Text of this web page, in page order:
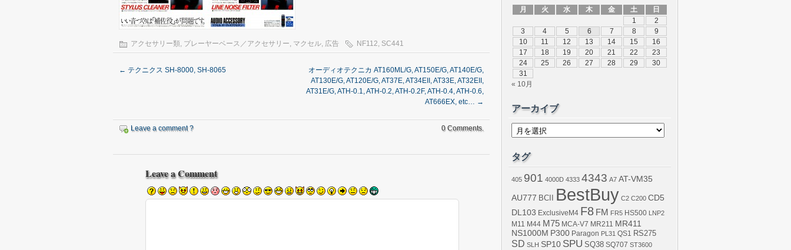
アクセサリー類, プレーヤーベース／アクセサリー, マクセル, 広告 NF112, SC441
← テクニクス SH-8000, SH-8065
オーディオテクニカ AT160ML/G, AT150E/G, AT140E/G,
AT130E/G, AT120E/G, AT37E, AT34EII, AT33E, AT32EII,
AT31E/G, ATH-0.1, ATH-0.2, ATH-0.2F, ATH-0.4, ATH-0.6,
AT666EX, etc… →
Leave a comment ? 0 Comments.
Leave a Comment
月 火 水 木 金 土
日
1
2
3
4 5 6 7 8
9
10
11 12 13 14 15
16
17
18 19 20 21 22
23
24
25 26 27 28 29
30
31
« 10月
アーカイブ
ア
イ
ブ
タグ
405 901 4000D 4333 4343 A7 AT-VM35
AU777 BCII BestBuy C2 C200 CD5
DL103 ExclusiveM4 F8 FM FR5 HS500 LNP2
M11
M44 M75 MCA-V7 MR211 MR411
NS1000M P300 Paragon PL31 QS1 RS275
SD SLH SP10 SPU SQ38 SQ707 ST3600